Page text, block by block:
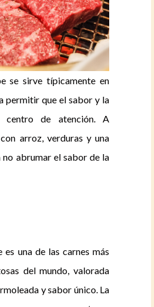
se sirve típicamente en
permitir que el sabor y la
centro de atención. A
arroz, verduras y una
no abrumar el sabor de la
es una de las carnes más
del mundo, valorada
y sabor único. La